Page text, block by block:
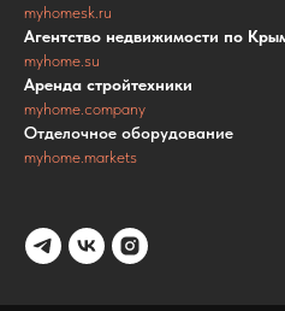
myhomesk.ru
Агентство недвижимости по
myhome.su
Аренда стройтехники
myhome.company
Отделочное оборудование
myhome.markets